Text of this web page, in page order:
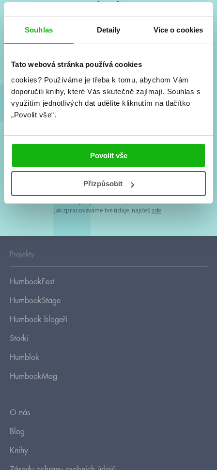
Souhlas Detaily Více o cookies
Tato webová stránka používá cookies
cookies? Používáme je třeba k tomu, abychom Vám
doporučili knihy, které Vás skutečně zajímají. Souhlas s
využitím jednotlivých dat udělíte kliknutím na tlačítko
„Povolit vše“.
Povolit vše
Přizpůsobit
Vše kolem #youngadult každý měsíc rovnou do mailu!
a seriálové adaptace a další.
Souhlasím spodmínkami zpracování osobních údajů
Tvá e-mailová adresa je u nás v bezpečí. Přečti si
jak zpracováváme tvé údaje, najdeš zde.
Projekty
HumbookFest
HumbookStage
Humbook blogeři
Storki
Humblok
HumbookMag
O nás
Blog
Knihy